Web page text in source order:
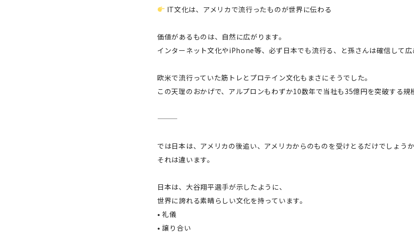
IT文化は、アメリカで流行ったものが世界に伝わる
価値があるものは、自然に広がります。
インターネット文化やiPhone等、必ず日本でも流行る、と孫さんは確信して広
欧米で流行っていた筋トレとプロテイン文化もまさにそうでした。
この天理のおかげで、アルプロンもわずか10数年で当社も35億円を突破する規
では日本は、アメリカの後追い、アメリカからのものを受けとるだけでしょう
それは違います。
日本は、大谷翔平選手が示したように、
世界に誇れる素晴らしい文化を持っています。
• 礼儀
• 譲り合い